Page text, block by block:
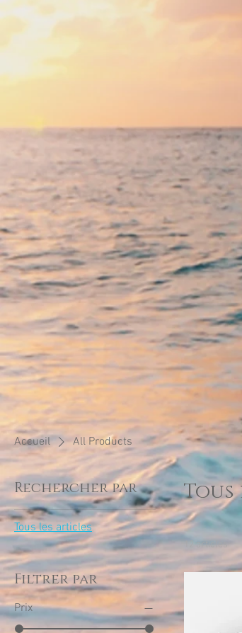
Accueil All Products
Rechercher par
Tous les articles
Filtrer par
Prix
12 articles